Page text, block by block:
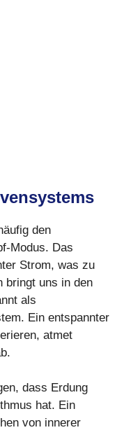
den
Modus. Das
Strom, was zu
bringt uns in den
als
Ein entspannter
atmet
dass Erdung
hat. Ein
von innerer